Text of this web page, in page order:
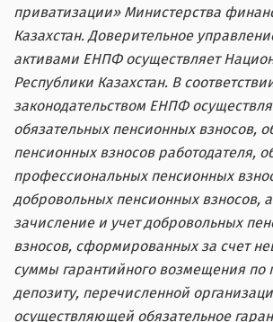
приватизации» Министерства
Казахстан. Доверительное
активами ЕНПФ осуществляет
Республики Казахстан. В
законодательством ЕНПФ
обязательных пенсионных взносов,
пенсионных взносов работодателя,
профессиональных пенсионных
добровольных пенсионных взносов,
зачисление и учет добровольных
взносов, сформированных за счет
суммы гарантийного возмещения по
депозиту, перечисленной
осуществляющей обязательное